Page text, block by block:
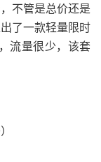
不管是总价还是
了一款轻量限时
流量很少，该套